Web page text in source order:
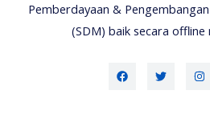
Pemberdayaan &
(SDM) baik secara offline